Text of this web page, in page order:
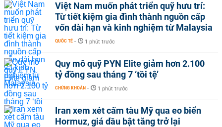
Việt Nam muốn phát triển quỹ hưu trí:
Từ tiết kiệm gia đình thành nguồn cấp
vốn dài hạn và kinh nghiệm từ Malaysia
QUỐC TẾ - 1 phút trước
Quy mô quỹ PYN Elite giảm hơn 2.100
tỷ đồng sau tháng 7 ‘tồi tệ’
CHỨNG KHOÁN - 1 phút trước
Iran xem xét cấm tàu Mỹ qua eo biển
Hormuz, giá dầu bật tăng trở lại